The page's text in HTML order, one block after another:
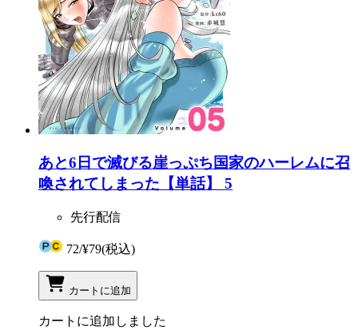
あと6日で滅びる崖っぷち国家のハーレムに召
喚されてしまった【単話】 5
先行配信
72/¥79(税込)
カートに追加
カートに追加しました